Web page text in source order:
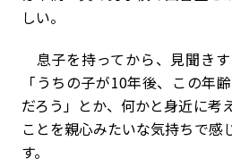
しい。
息子を持ってから、見聞き
「うちの子が10年後、この年
だろう」とか、何かと身近に考
ことを親心みたいな気持ちで感
す。